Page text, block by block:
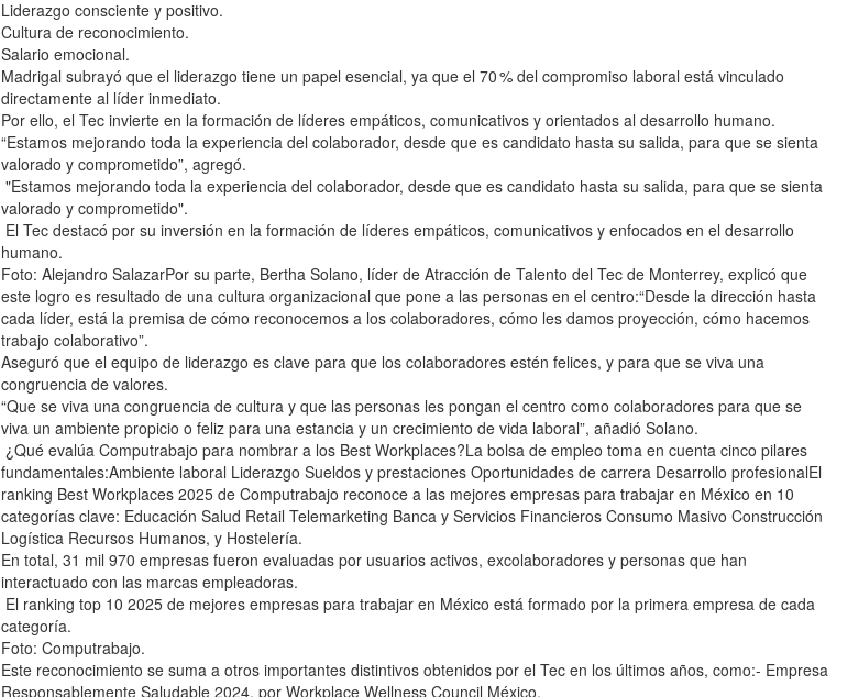
Liderazgo consciente y positivo.
Cultura de reconocimiento.
Salario emocional.
Madrigal subrayó que el liderazgo tiene un papel esencial, ya que el 70 % del compromiso laboral está vinculado
directamente al líder inmediato.
Por ello, el Tec invierte en la formación de líderes empáticos, comunicativos y orientados al desarrollo humano.
“Estamos mejorando toda la experiencia del colaborador, desde que es candidato hasta su salida, para que se sienta
valorado y comprometido”, agregó.
"Estamos mejorando toda la experiencia del colaborador, desde que es candidato hasta su salida, para que se sienta
valorado y comprometido".
El Tec destacó por su inversión en la formación de líderes empáticos, comunicativos y enfocados en el desarrollo
humano.
Foto: Alejandro SalazarPor su parte, Bertha Solano, líder de Atracción de Talento del Tec de Monterrey, explicó que
este logro es resultado de una cultura organizacional que pone a las personas en el centro:“Desde la dirección hasta
cada líder, está la premisa de cómo reconocemos a los colaboradores, cómo les damos proyección, cómo hacemos
trabajo colaborativo”.
Aseguró que el equipo de liderazgo es clave para que los colaboradores estén felices, y para que se viva una
congruencia de valores.
“Que se viva una congruencia de cultura y que las personas les pongan el centro como colaboradores para que se
viva un ambiente propicio o feliz para una estancia y un crecimiento de vida laboral”, añadió Solano.
¿Qué evalúa Computrabajo para nombrar a los Best Workplaces?La bolsa de empleo toma en cuenta cinco pilares
fundamentales:Ambiente laboral Liderazgo Sueldos y prestaciones Oportunidades de carrera Desarrollo profesionalEl
ranking Best Workplaces 2025 de Computrabajo reconoce a las mejores empresas para trabajar en México en 10
categorías clave: Educación Salud Retail Telemarketing Banca y Servicios Financieros Consumo Masivo Construcción
Logística Recursos Humanos, y Hostelería.
En total, 31 mil 970 empresas fueron evaluadas por usuarios activos, excolaboradores y personas que han
interactuado con las marcas empleadoras.
El ranking top 10 2025 de mejores empresas para trabajar en México está formado por la primera empresa de cada
categoría.
Foto: Computrabajo.
Este reconocimiento se suma a otros importantes distintivos obtenidos por el Tec en los últimos años, como:- Empresa
Responsablemente Saludable 2024, por Workplace Wellness Council México.